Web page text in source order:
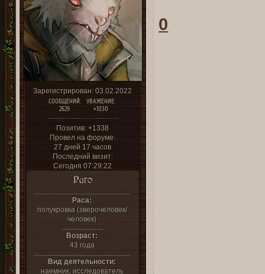
Зарегистрирован: 03.02.2022
СООБЩЕНИЙ:
2629
УВАЖЕНИЕ:
+1030
Позитив: +1338
Провел на форуме:
27 дней 17 часов
Последний визит:
Сегодня 07:29:22
Раго
Раса:
полукровка (зверочеловек/
человек)
Возраст:
43 года
Вид деятельности:
наемник, исследователь
0